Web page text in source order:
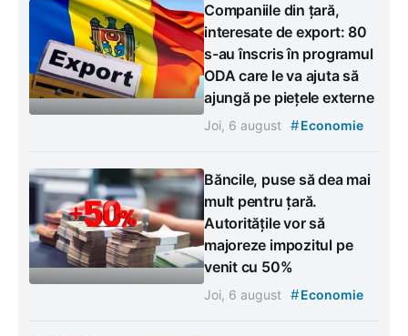
Companiile din țară,
interesate de export: 80
s-au înscris în programul
ODA care le va ajuta să
ajungă pe piețele externe
Joi, 6 august #Economie
Băncile, puse să dea mai
mult pentru țară.
Autoritățile vor să
majoreze impozitul pe
venit cu 50%
Joi, 6 august #Economie